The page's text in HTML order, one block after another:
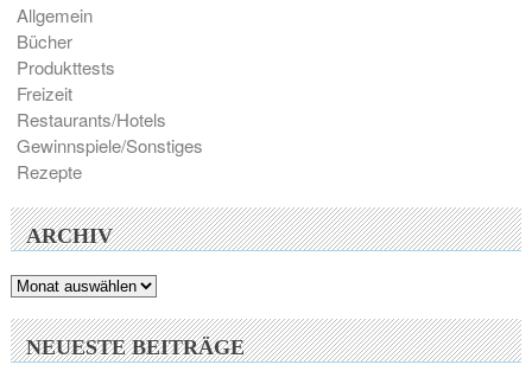
Allgemein
Bücher
Produkttests
Freizeit
Restaurants/Hotels
Gewinnspiele/Sonstiges
Rezepte
ARCHIV
Archiv
NEUESTE BEITRÄGE